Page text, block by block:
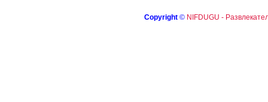
Copyright © NIFDUGU -